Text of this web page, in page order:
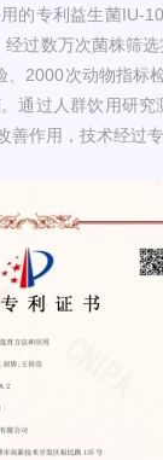
的专利益生菌IU-
过数万次菌株筛
2000次动物指标
通过人群饮用研
善作用，技术经过